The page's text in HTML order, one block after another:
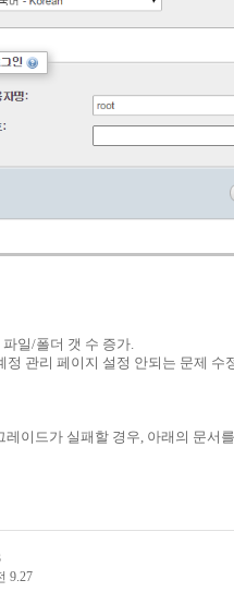
일/폴더 갯 수 증가.
관리 페이지 설정 안되는 문제 수
이드가 실패할 경우, 아래의 문서
9.27